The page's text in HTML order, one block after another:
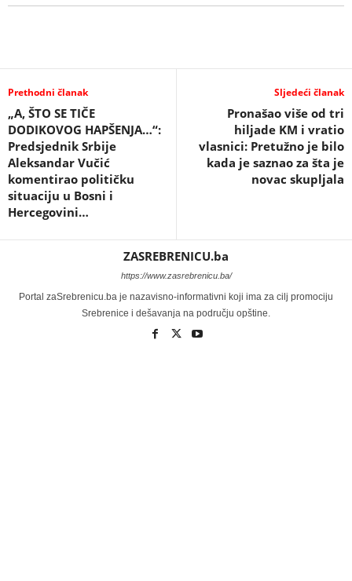
Prethodni članak
„A, ŠTO SE TIČE
DODIKOVOG HAPŠENJA…“:
Predsjednik Srbije
Aleksandar Vučić
komentirao političku
situaciju u Bosni i
Hercegovini…
Sljedeći članak
Pronašao više od tri
hiljade KM i vratio
vlasnici: Pretužno je bilo
kada je saznao za šta je
novac skupljala
ZASREBRENICU.ba
https://www.zasrebrenicu.ba/
Portal zaSrebrenicu.ba je nazavisno-informativni koji ima za cilj promociju
Srebrenice i dešavanja na području opštine.